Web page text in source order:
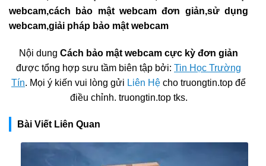
webcam,cách bảo mật webcam đơn giản,sử dụng
webcam,giải pháp bảo mật webcam
Nội dung Cách bảo mật webcam cực kỳ đơn giản
được tổng hợp sưu tầm biên tập bởi: Tin Học Trường
Tín. Mọi ý kiến vui lòng gửi Liên Hệ cho truongtin.top để
điều chỉnh. truongtin.top tks.
Bài Viết Liên Quan